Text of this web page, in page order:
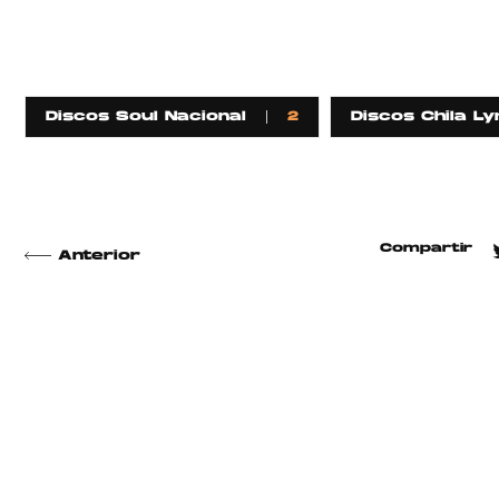
Discos Soul Nacional 2 Discos Chila
Anterior
Compartir